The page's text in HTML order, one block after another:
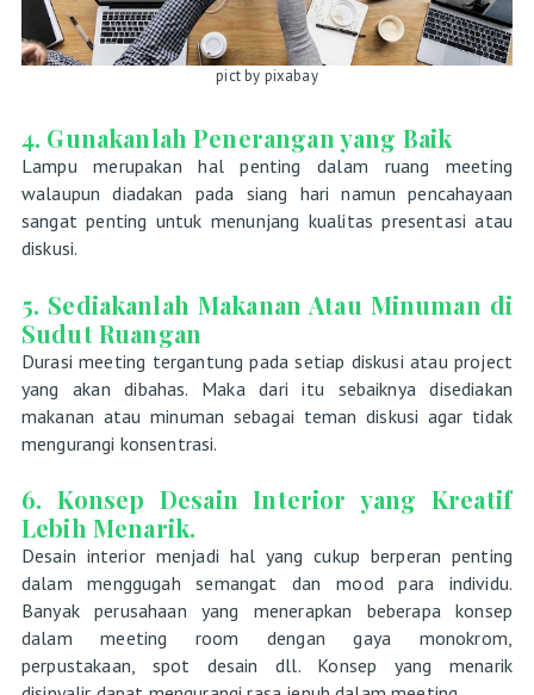
pict by pixabay
4. Gunakanlah Penerangan yang Baik
Lampu merupakan hal penting dalam ruang meeting
walaupun diadakan pada siang hari namun pencahayaan
sangat penting untuk menunjang kualitas presentasi atau
diskusi.
5. Sediakanlah Makanan Atau Minuman di
Sudut Ruangan
Durasi meeting tergantung pada setiap diskusi atau project
yang akan dibahas. Maka dari itu sebaiknya disediakan
makanan atau minuman sebagai teman diskusi agar tidak
mengurangi konsentrasi.
6. Konsep Desain Interior yang Kreatif
Lebih Menarik.
Desain interior menjadi hal yang cukup berperan penting
dalam menggugah semangat dan mood para individu.
Banyak perusahaan yang menerapkan beberapa konsep
dalam meeting room dengan gaya monokrom,
perpustakaan, spot desain dll. Konsep yang menarik